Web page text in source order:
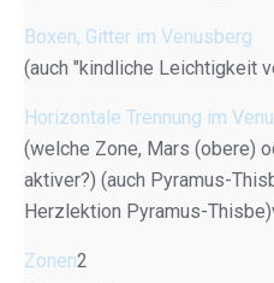
Boxen, Gitter im Venusberg
(auch "kindliche Leichtigkeit
Horizontale Trennung im
(welche Zone, Mars (obere)
aktiver?) (auch Pyramus-
Herzlektion Pyramus-
Zonen2